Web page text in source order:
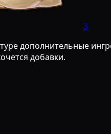
3
дополнительные
добавки.